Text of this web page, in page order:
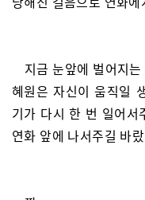
지금 눈앞에 벌어지
혜원은 자신이 움직일
기가 다시 한 번 일어
연화 앞에 나서주길 바